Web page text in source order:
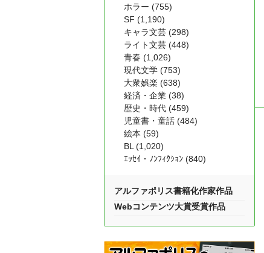
ホラー (755)
SF (1,190)
キャラ文芸 (298)
ライト文芸 (448)
青春 (1,026)
現代文学 (753)
大衆娯楽 (638)
経済・企業 (38)
歴史・時代 (459)
児童書・童話 (484)
絵本 (59)
BL (1,020)
ｴｯｾｲ・ﾉﾝﾌｨｸｼｮﾝ (840)
アルファポリス書籍化作家作品
Webコンテンツ大賞受賞作品